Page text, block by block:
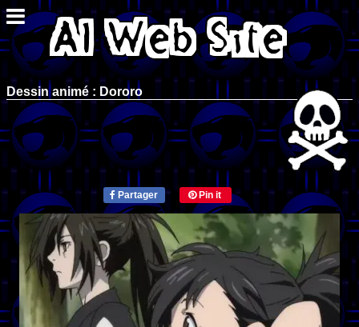
Dessin animé : Dororo
Partager Pin it